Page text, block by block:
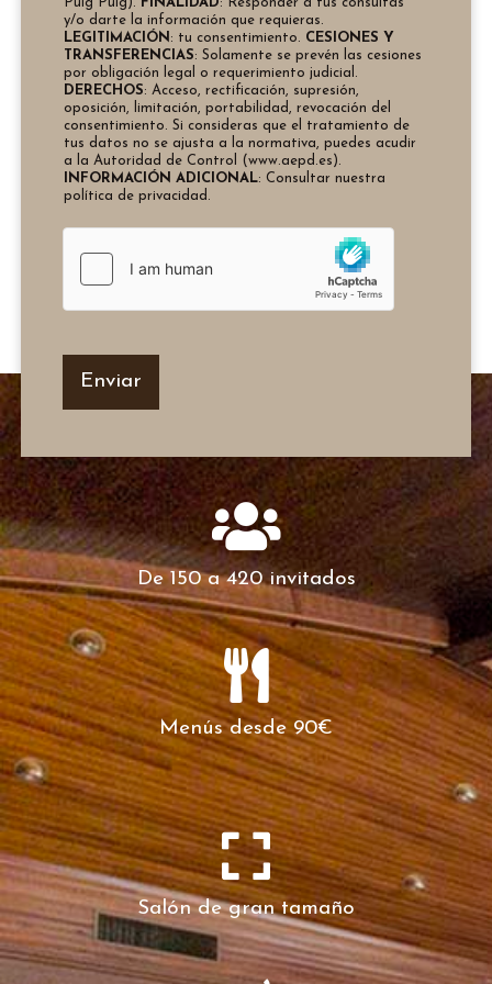
r
d
o
R
G
P
D
*
y/o darte la información que requieras.
LEGITIMACIÓN : tu consentimiento. CESIONES Y
TRANSFERENCIAS: Solamente se prevén las cesiones
por obligación legal o requerimiento judicial.
DERECHOS: Acceso, rectificación, supresión,
oposición, limitación, portabilidad, revocación del
consentimiento. Si consideras que el tratamiento de
tus datos no se ajusta a la normativa, puedes acudir
a la Autoridad de Control (www.aepd.es).
INFORMACIÓN ADICIONAL: Consultar nuestra
política de privacidad.
Enviar
De 150 a 420 invitados
Menús desde 90€
Salón de gran tamaño